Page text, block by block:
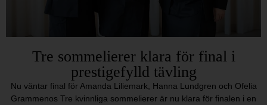
Tre sommelierer klara för final i
prestigefylld tävling
Nu väntar final för Amanda Liliemark, Hanna Lundgren och Ofelia
Grammenos Tre kvinnliga sommelierer är nu klara för finalen i en